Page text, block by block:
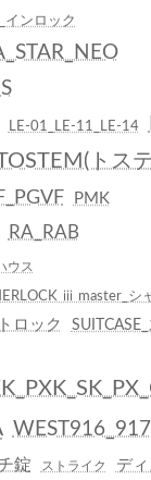
インロック
LE-01_LE-11_LE-14
トス
PMK
RA_RAB
ウス
ⅲ master_シ
ロック
WEST916_917
錠 ストライク
デ